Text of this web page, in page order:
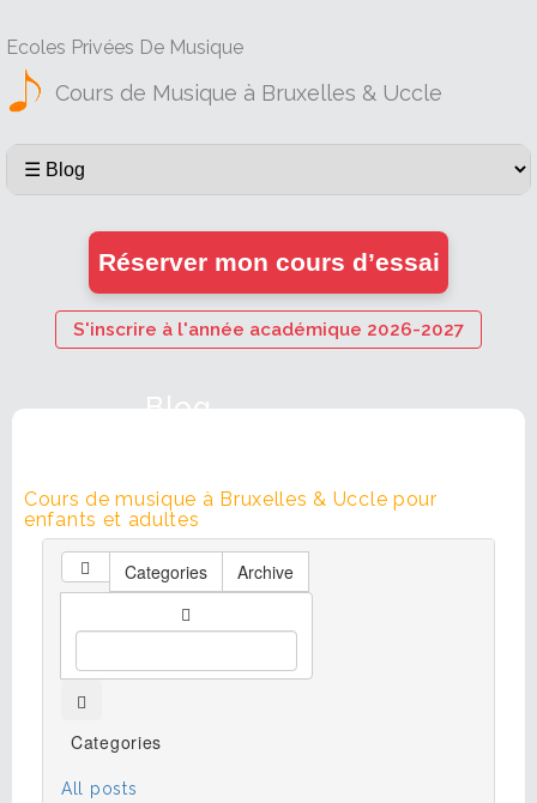
Ecoles Privées De Musique
Cours de Musique à Bruxelles & Uccle
Réserver mon cours d’essai
S'inscrire à l'année académique 2026-2027
Blog
Cours de musique à Bruxelles & Uccle pour
enfants et adultes
Categories Archive
Categories
All posts